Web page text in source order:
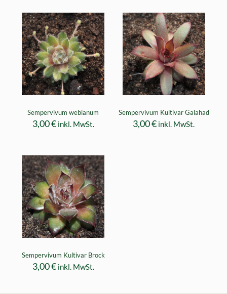
Sempervivum webianum
3,00€ inkl. MwSt.
Sempervivum Kultivar Galahad
3,00€ inkl. MwSt.
Sempervivum Kultivar Brock
3,00€ inkl. MwSt.